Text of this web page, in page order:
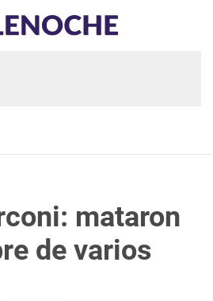
mataron
de varios